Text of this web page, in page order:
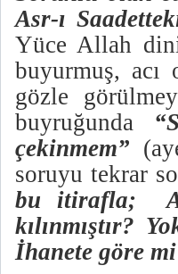
Asr-ı
Yüce Allah
buyurmuş,
gözle
buyruğunda
çekinmem”
soruyu tekrar
bu itirafla;
kılınmıştır?
İhanete göre